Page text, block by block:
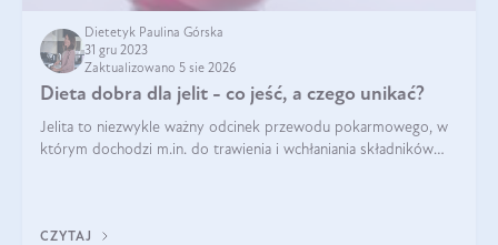
Dietetyk Paulina Górska
31 gru 2023
Zaktualizowano 5 sie 2026
Dieta dobra dla jelit - co jeść, a czego unikać?
Jelita to niezwykle ważny odcinek przewodu pokarmowego, w
którym dochodzi m.in. do trawienia i wchłaniania składników
CZYTAJ